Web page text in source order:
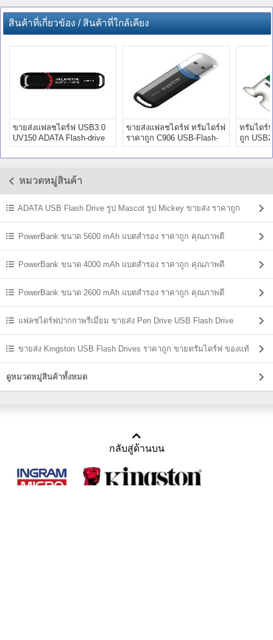
สินค้าที่เกี่ยวข้อง / สินค้าที่ใกล้เคียง
ขายส่งแฟลชไดร์ฟ USB3.0
UV150 ADATA Flash-drive
16GB
ขายส่งแฟลชไดร์ฟ ทรัมไดร์ฟ
ราคาถูก C906 USB-Flash-
drive Pro
ทรัมไดร์
ถูก
drive
หมวดหมู่สินค้า
ADATA USB Flash Drive รูป Mascot รูป Mickey ขายส่ง ราคาถูก
PowerBank ขนาด 5600 mAh แบตสํารอง ราคาถูก คุณภาพดี
PowerBank ขนาด 4000 mAh แบตสํารอง ราคาถูก คุณภาพดี
PowerBank ขนาด 2600 mAh แบตสํารอง ราคาถูก คุณภาพดี
แฟลชไดร์ฟปากกาพรีเมี่ยม ขายส่ง Pen Drive USB Flash Drive
ขายส่ง Kingston USB Flash Drives ราคาถูก ขายทรัมไดร์ฟ ของแท้
ดูหมวดหมู่สินค้าทั้งหมด
กลับสู่ด้านบน